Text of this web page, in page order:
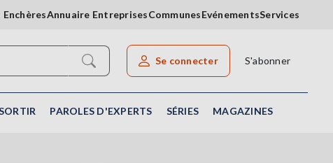
Annuaire EntreprisesCommunesEvénementsServices
Rechercher un article
Se connecter S'abonner
PAROLES D'EXPERTS SÉRIES MAGAZINES